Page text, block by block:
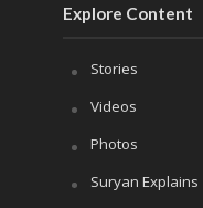
Explore Content
Stories
Videos
Photos
Suryan Explains